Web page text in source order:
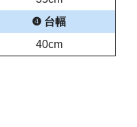
❹ 台幅
40cm